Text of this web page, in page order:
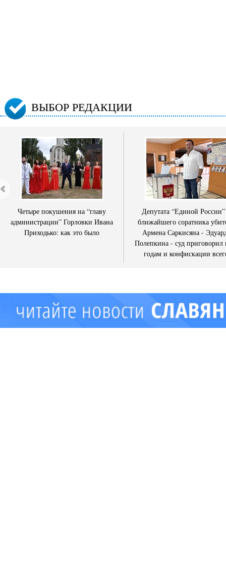
ВЫБОР РЕДАКЦИИ
Четыре покушения на “главу
администрации” Горловки Ивана
Приходько: как это было
Депутата “Единой
ближайшего соратника
Армена Саркисяна -
Полепкина - суд приговорил
годам и конфискации